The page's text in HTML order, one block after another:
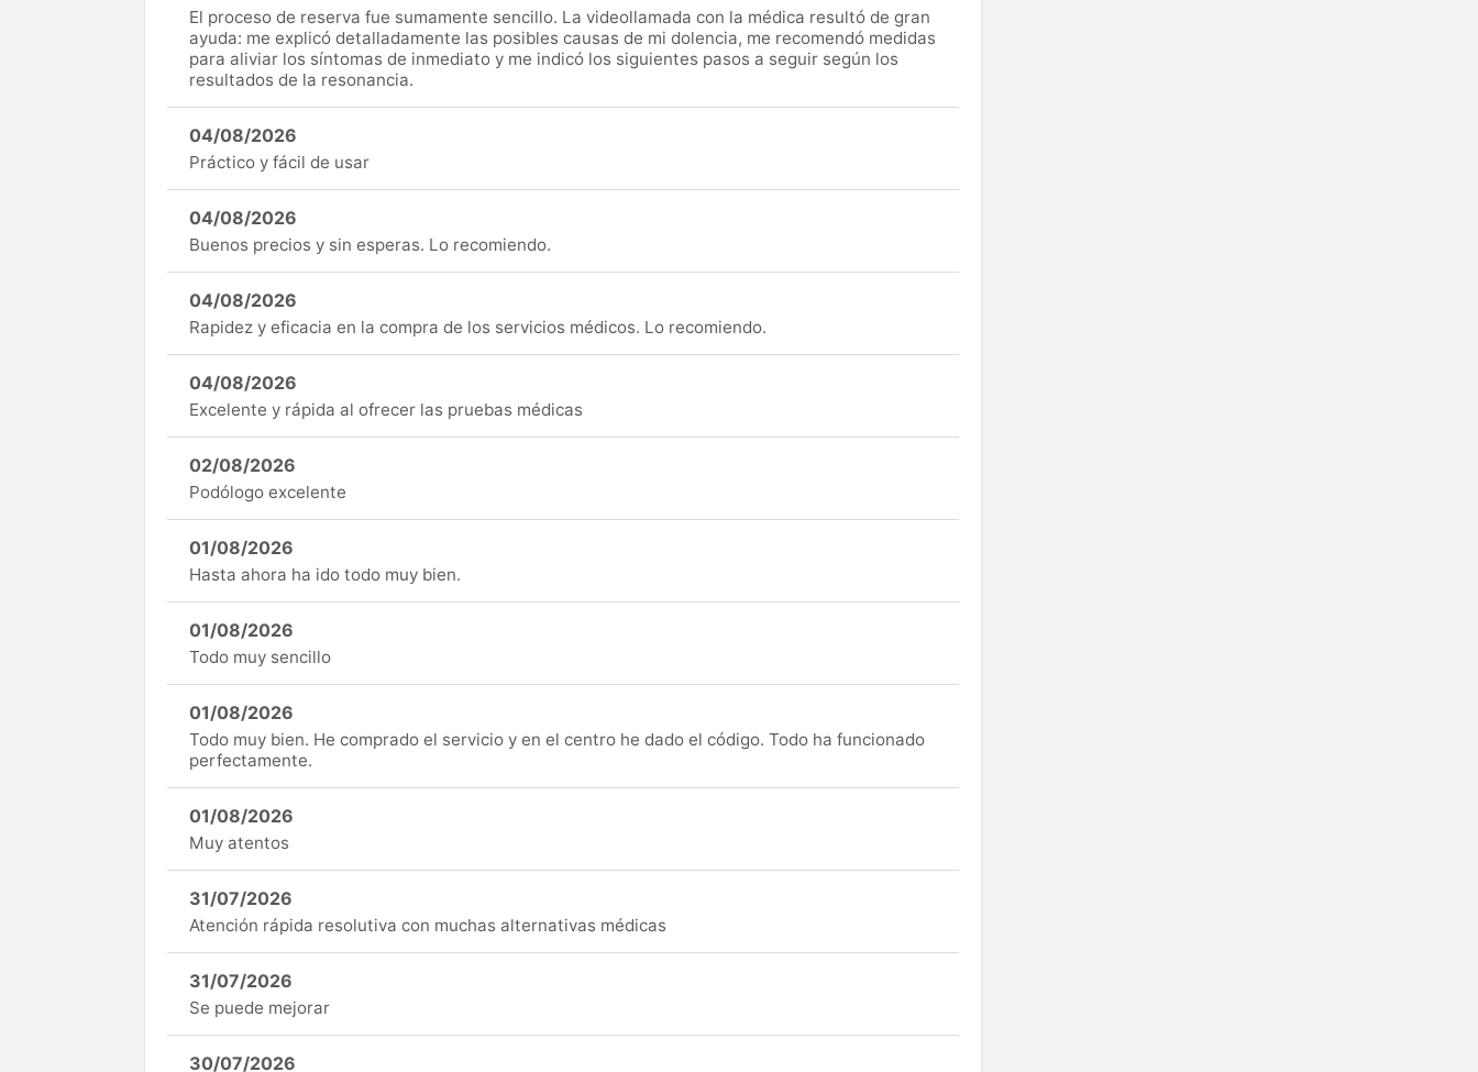
El proceso de reserva fue sumamente sencillo. La videollamada con la médica resultó de gran
ayuda: me explicó detalladamente las posibles causas de mi dolencia, me recomendó medidas
para aliviar los síntomas de inmediato y me indicó los siguientes pasos a seguir según los
resultados de la resonancia.
04/08/2026
Práctico y fácil de usar
04/08/2026
Buenos precios y sin esperas. Lo recomiendo.
04/08/2026
Rapidez y eficacia en la compra de los servicios médicos. Lo recomiendo.
04/08/2026
Excelente y rápida al ofrecer las pruebas médicas
02/08/2026
Podólogo excelente
01/08/2026
Hasta ahora ha ido todo muy bien.
01/08/2026
Todo muy sencillo
01/08/2026
Todo muy bien. He comprado el servicio y en el centro he dado el código. Todo ha funcionado
perfectamente.
01/08/2026
Muy atentos
31/07/2026
Atención rápida resolutiva con muchas alternativas médicas
31/07/2026
Se puede mejorar
30/07/2026